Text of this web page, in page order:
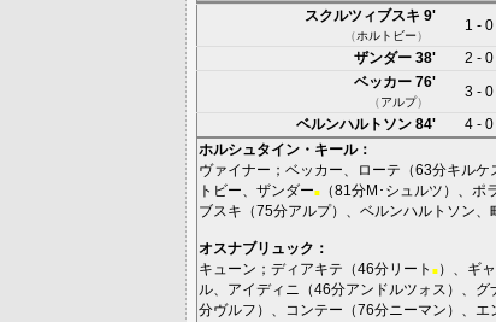
スクルツィブスキ 9'
（ホルトビー）
1 - 0
ザンダー 38'
2 - 0
ベッカー 76'
（アルプ）
3 - 0
ベルンハルトソン 84'
4 - 0
ホルシュタイン・キール：
ヴァイナー ； ベッカー ローテ （63分キルケ
トビー
ザンダー■ （81分M･シュルツ ）、 ポ
ブスキ （75分アルプ）、 ベルンハルトソン
オスナブリュック ：
キューン ； ディアキテ （46分リート ■ ）、 ギ
ル
アイディニ （46分アンドルツォス ）、 グ
分ヴルフ ）、 コンテー （76分ニーマン ）、 エ